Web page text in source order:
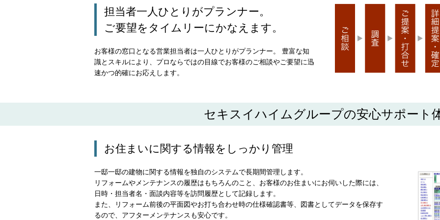
担当者一人ひとりがプランナー。
ご要望をタイムリーにかなえます。
お客様の窓口となる営業担当者は一人ひとりがプランナー。 豊富な知
識とスキルにより、プロならではの目線でお客様のご相談やご要望に迅
速かつ的確にお応えします。
セキスイハイムグループの安心サポート
お住まいに関する情報をしっかり管理
一邸一邸の建物に関する情報を独自のシステムで長期間管理します。
リフォームやメンテナンスの履歴はもちろんのこと、お客様のお住まいにお伺いした際には、
日時・担当者名・面談内容等を訪問履歴として記録します。
また、リフォーム前後の平面図やお打ち合わせ時の仕様確認書等、図書としてデータを保存す
るので、アフターメンテナンスも安心です。